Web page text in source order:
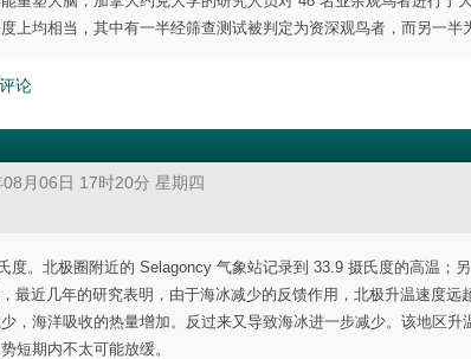
上均相当，其中有一半经筛查测试被判定为资深观鸟者，而另一半
评论
月06日 17时20分 星期四
度。北极圈附近的 Selagoncy 气象站记录到 33.9 摄氏度的高温；
最近几年的研究表明，由于海冰减少的反馈作用，北极升温速度远
，海洋吸收的热量增加。反过来又导致海冰进一步减少。该地区升
短期内不太可能放缓。